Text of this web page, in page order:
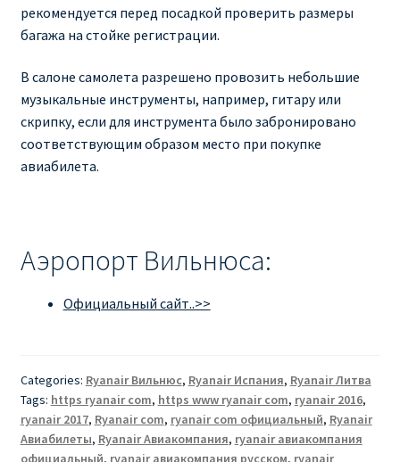
рекомендуется перед посадкой проверить размеры
багажа на стойке регистрации.
В салоне самолета разрешено провозить небольшие
музыкальные инструменты, например, гитару или
скрипку, если для инструмента было забронировано
соответствующим образом место при покупке
авиабилета.
Аэропорт Вильнюса:
Официальный сайт..>>
Categories: Ryanair Вильнюс, Ryanair Испания, Ryanair Литва
Tags: https ryanair com, https www ryanair com, ryanair 2016,
ryanair 2017, Ryanair com, ryanair com официальный, Ryanair
Авиабилеты, Ryanair Авиакомпания, ryanair авиакомпания
официальный, ryanair авиакомпания русском, ryanair